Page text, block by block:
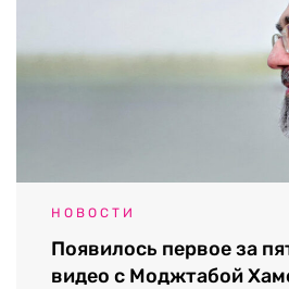
НОВОСТИ
Появилось первое за
видео с Моджтабой